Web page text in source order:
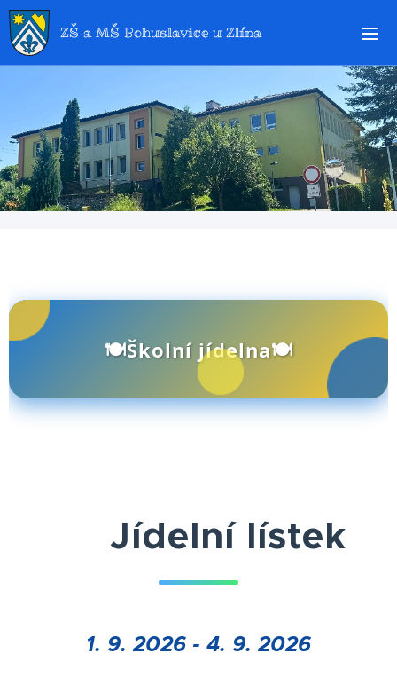
ZŠ a MŠ Bohuslavice u Zlína
🍽Školní jídelna🍽
🍽 Jídelní lístek
1. 9. 2026 - 4. 9. 2026